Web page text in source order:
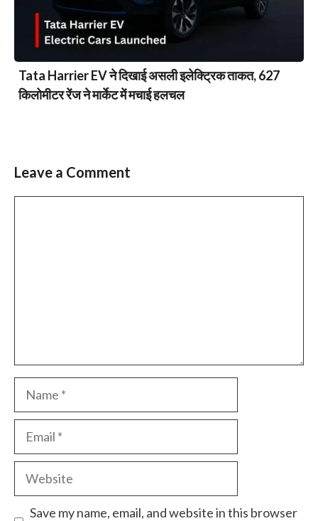
Tata Harrier EV ने दिखाई असली इलेक्ट्रिक ताकत, 627
किलोमीटर रेंज ने मार्केट में मचाई हलचल
Leave a Comment
Save my name, email, and website in this browser